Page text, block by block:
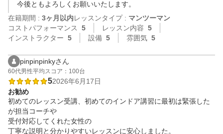
在籍期間 : 3ヶ月以内レッスンタイプ : マンツーマン
コストパフォーマンス
5 レッスン内容 5
インストラクター 5 設備 5 雰囲気 5
pinpinpinkyさん
60代男性平均スコア：100台
52026年6月17日
お勧め
初めてのレッスン受講、初めてのインドア講習に最初は緊張した
が担当コーチや
受付対応してくれた女性の
丁寧な説明と分かりやすいレッスンに安心しました。